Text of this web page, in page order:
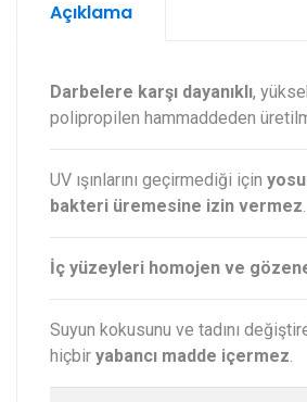
Açıklama
Darbelere karşı dayanıklı,
polipropilen hammaddeden
UV ışınlarını geçirmediği için
bakteri üremesine izin vermez.
İç yüzeyleri homojen ve
Suyun kokusunu ve tadını
hiçbir yabancı madde içermez.